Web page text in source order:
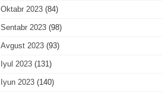
Oktabr 2023(84)
Sentabr 2023(98)
Avgust 2023(93)
Iyul 2023(131)
Iyun 2023(140)